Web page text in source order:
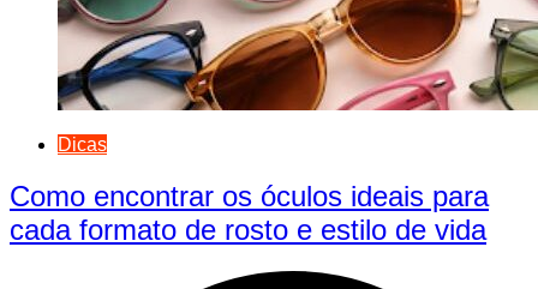
Dicas
Como encontrar os óculos ideais para
cada formato de rosto e estilo de vida